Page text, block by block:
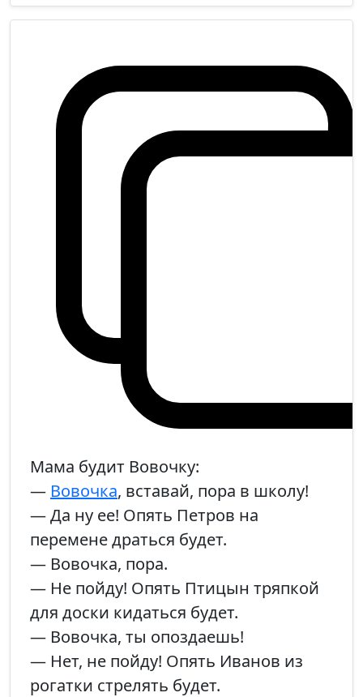
Мама будит Вовочку:
— Вовочка, вставай, пора в школу!
— Да ну ее! Опять Петров на
перемене драться будет.
— Вовочка, пора.
— Не пойду! Опять Птицын тряпкой
для доски кидаться будет.
— Вовочка, ты опоздаешь!
— Нет, не пойду! Опять Иванов из
рогатки стрелять будет.